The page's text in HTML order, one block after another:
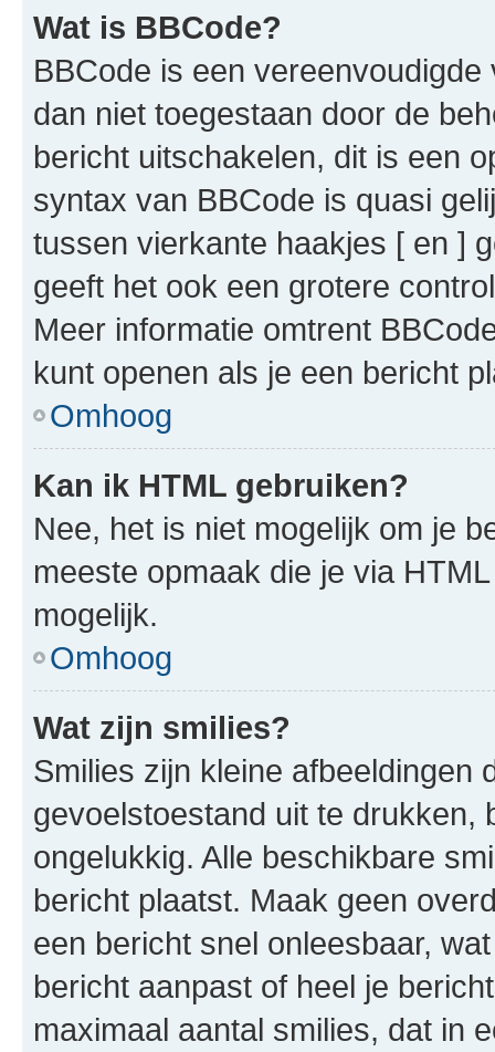
Wat is BBCode?
BBCode is een
dan niet toegestaan door de
bericht uitschakelen, dit is een
syntax van BBCode is quasi
tussen vierkante haakjes [ en ]
geeft het ook een grotere
Meer informatie omtrent
kunt openen als je een bericht
Omhoog
Kan ik HTML gebruiken?
Nee, het is niet mogelijk om je
meeste opmaak die je via
mogelijk.
Omhoog
Wat zijn smilies?
Smilies zijn kleine afbeeldingen
gevoelstoestand uit te drukken,
ongelukkig. Alle beschikbare
bericht plaatst. Maak geen
een bericht snel onleesbaar,
bericht aanpast of heel je
maximaal aantal smilies, dat in